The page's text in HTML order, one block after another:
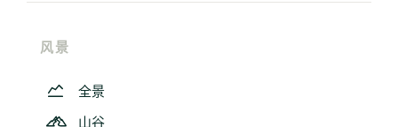
风景
全景
山谷